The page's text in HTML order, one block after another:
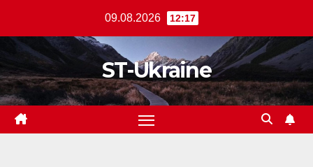
вмісту
09.08.2026 12:17
ST-Ukraine